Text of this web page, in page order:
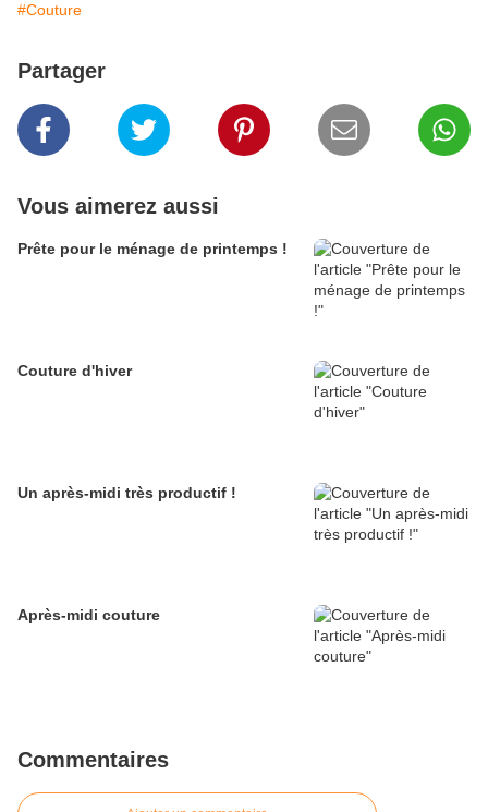
#Couture
Partager
Vous aimerez aussi
Prête pour le ménage de printemps !
Couture d'hiver
Un après-midi très productif !
Après-midi couture
Commentaires